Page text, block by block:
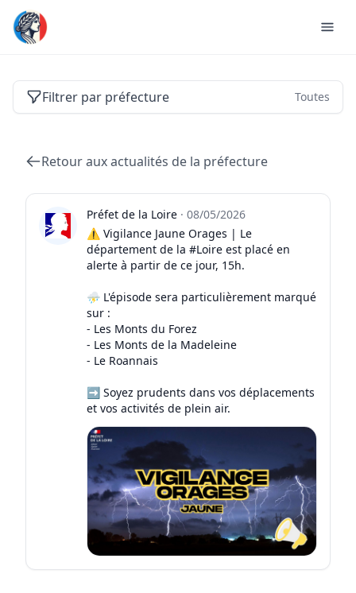
Actualités des préfectures de France
Filtrer par préfecture Toutes
Retour aux actualités de la préfecture
Préfet de la Loire · 08/05/2026
⚠️ Vigilance Jaune Orages | Le
département de la #Loire est placé en
alerte à partir de ce jour, 15h.
⛈️ L'épisode sera particulièrement marqué
sur :
- Les Monts du Forez
- Les Monts de la Madeleine
- Le Roannais
➡️ Soyez prudents dans vos déplacements
et vos activités de plein air.